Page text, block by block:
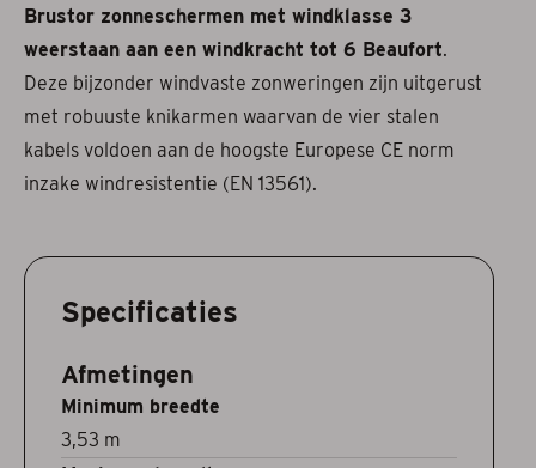
Brustor zonneschermen met windklasse 3
weerstaan aan een windkracht tot 6 Beaufort.
Deze bijzonder windvaste zonweringen zijn uitgerust
met robuuste knikarmen waarvan de vier stalen
kabels voldoen aan de hoogste Europese CE norm
inzake windresistentie (EN 13561).
Specificaties
Afmetingen
Minimum breedte
3,53 m